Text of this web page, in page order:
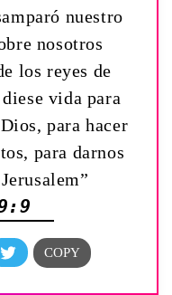
nuestro
nosotros
los reyes de
vida para
para hacer
para darnos